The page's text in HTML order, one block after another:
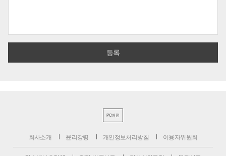
PC버전
회사소개 윤리강령 개인정보처리방침 이용자위원회